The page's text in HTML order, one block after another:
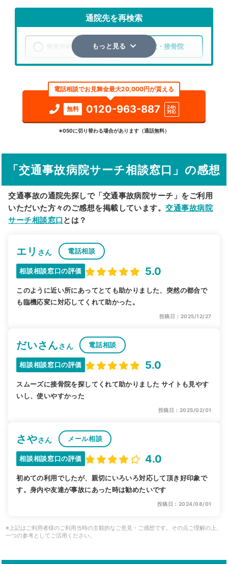
通院先を再検索
整形外科 整骨院・接骨院
検索する
詳細条件で絞り込む
駅から探す 院名から探す
もっと見る
電話相談でお見舞金最大20,000円が貰える
無料 0120-963-887
24h
対応
※050に切り替わる場合があります（通話無料）
「交通事故病院サーチ相談窓口」の感想
交通事故の通院先探しで「交通事故病院サーチ」をご利用
いただいた方々のご感想を掲載しています。交通事故病院
サーチ相談窓口 とは？
エリ さん 電話相談
相談相談窓口の評価 5.0
このように近い所にあってとても助かりました、突然の都合で
も臨機応変に対応してくれて助かった。
投稿日：2025/12/27
だいさんさん 電話相談
相談相談窓口の評価 5.0
スムーズに接骨院を探してくれて助かりました サイトも見やす
いし、使いやすかった
投稿日：2025/02/01
さやさん メール相談
相談相談窓口の評価 4.0
初めての利用でしたが、親切にいろいろ対応して頂き好印象で
す。身内や友達が事故にあった時は勧めたいです
投稿日：2024/08/01
※上記はご利用者様のご利用当時の主観的なご意見・ご感想です。その点ご理解の上、
一つの参考としてご活用ください。